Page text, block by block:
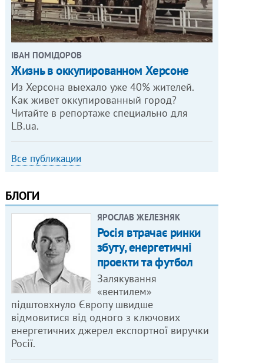
ІВАН ПОМІДОРОВ
Жизнь в оккупированном Херсоне
Из Херсона выехало уже 40% жителей.
Как живет оккупированный город?
Читайте в репортаже специально для
LB.ua.
Все публикации
БЛОГИ
ЯРОСЛАВ ЖЕЛЕЗНЯК
Росія втрачає ринки
збуту, енергетичні
проекти та футбол
Залякування
«вентилем»
підштовхнуло Європу швидше
відмовитися від одного з ключових
енергетичних джерел експортної виручки
Росії.